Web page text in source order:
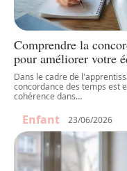
Comprendre la
pour améliorer votre
Dans le cadre de
concordance des temps est
cohérence dans…
Enfant 23/06/2026